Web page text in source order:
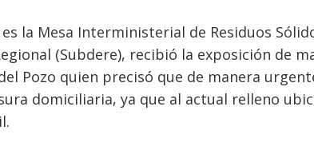
la Mesa Interministerial de Residuos
(Subdere), recibió la exposición de
Pozo quien precisó que de manera
domiciliaria, ya que al actual relleno